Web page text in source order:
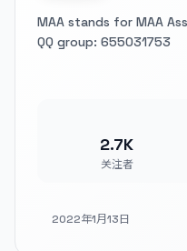
MAA stands for MAA
QQ group: 655031753
2.7K
关注者
2022年1月13日